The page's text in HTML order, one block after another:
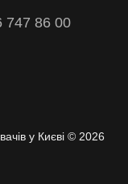
747 86 00
у Києві © 2026